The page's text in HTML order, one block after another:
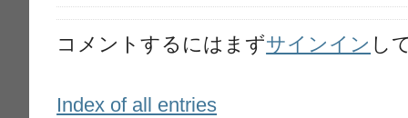
コメントするにはまずサインイン し
Index of all entries